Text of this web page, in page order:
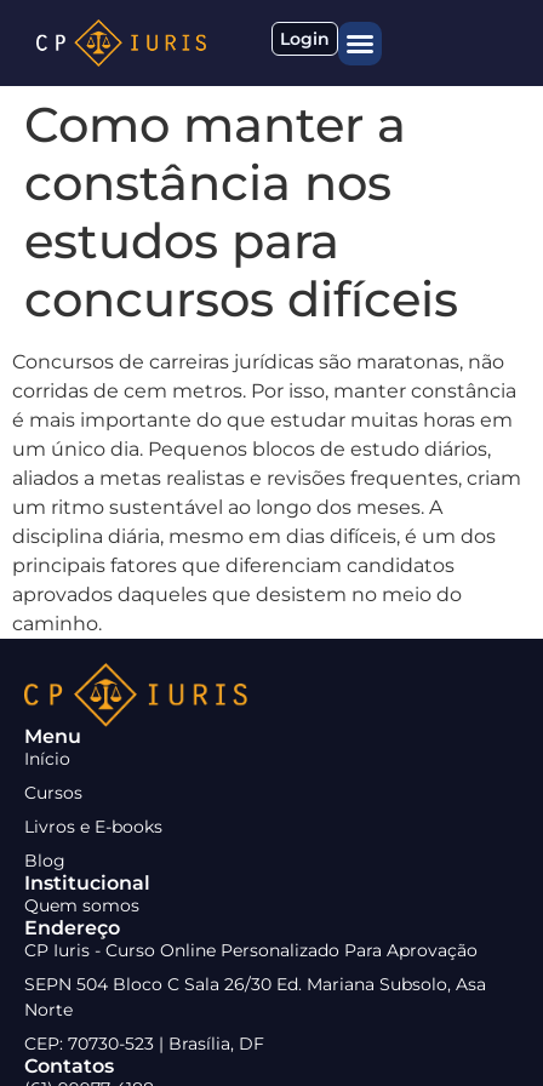
Login
Como manter a
constância nos
estudos para
concursos difíceis
Concursos de carreiras jurídicas são maratonas, não
corridas de cem metros. Por isso, manter constância
é mais importante do que estudar muitas horas em
um único dia. Pequenos blocos de estudo diários,
aliados a metas realistas e revisões frequentes, criam
um ritmo sustentável ao longo dos meses. A
disciplina diária, mesmo em dias difíceis, é um dos
principais fatores que diferenciam candidatos
aprovados daqueles que desistem no meio do
caminho.
Menu
Início
Cursos
Livros e E-books
Blog
Institucional
Quem somos
Endereço
CP Iuris - Curso Online Personalizado Para Aprovação
SEPN 504 Bloco C Sala 26/30 Ed. Mariana Subsolo, Asa
Norte
CEP: 70730-523 | Brasília, DF
Contatos